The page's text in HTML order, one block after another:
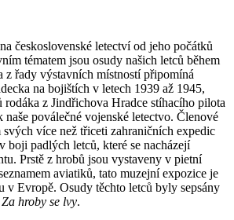
československé letectví od jeho počátků
tématem jsou osudy našich letců během
z řady výstavních místností připomíná
na bojištích v letech 1939 až 1945,
rodáka z Jindřichova Hradce stíhacího pilota
poválečné vojenské letectvo. Členové
více než třiceti zahraničních expedic
boji padlých letců, které se nacházejí
Prstě z hrobů jsou vystaveny v pietní
aviatiků, tato muzejní expozice je
v Evropě. Osudy těchto letců byly sepsány
Za hroby se lvy.